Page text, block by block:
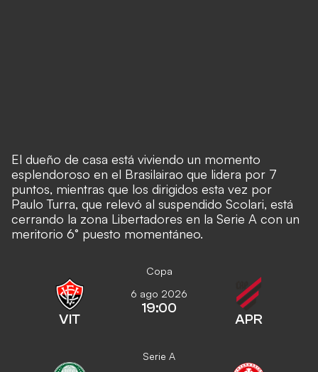
El dueño de casa está viviendo un momento
esplendoroso en el Brasilairao que lidera por 7
puntos, mientras que los dirigidos esta vez por
Paulo Turra, que relevó al suspendido Scolari, está
cerrando la zona Libertadores en la Serie A con un
meritorio 6° puesto momentáneo.
Copa
VIT
6 ago 2026
19:00
APR
Serie A